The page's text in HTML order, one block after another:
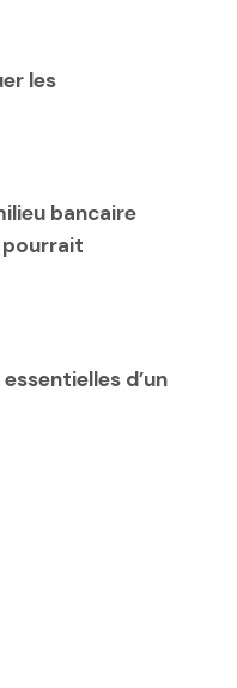
les
bancaire
pourrait
d’un